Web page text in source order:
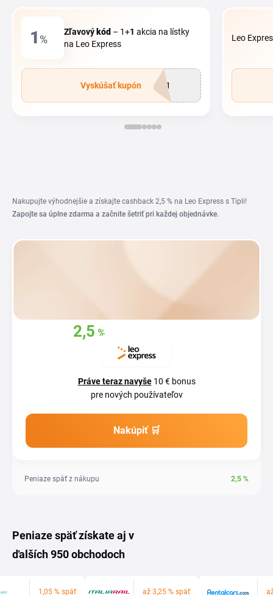
1 %
Zľavový kód – 1+1 akcia na lístky
na Leo Express
US1
Vyskúšať kupón
Leo
Nakupujte výhodnejšie a získajte cashback 2,5 % na Leo Express s Tipli!
Zapojte sa úplne zdarma a začnite šetriť pri každej objednávke.
2,5 %z
Práve teraz navyše10 € bonus
pre nových používateľov
Nakúpiť 🛒
Peniaze späť z nákupu 2,5 %
Peniaze späť získate aj v
ďalších 950 obchodoch
1,05 % späť až 3,25 % späť